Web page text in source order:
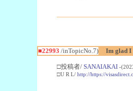
■22993 /inTopicNo.7) Im glad I
□投稿者/ SANAIAKAI -
□U R L/ http://https://